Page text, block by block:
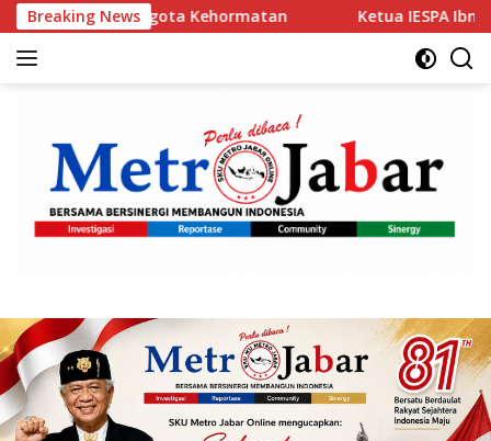
Langsung
ke
konten
Breaking News
Kehormatan Ketua IESPA Ibnu Riza Apresiasi Kapolri